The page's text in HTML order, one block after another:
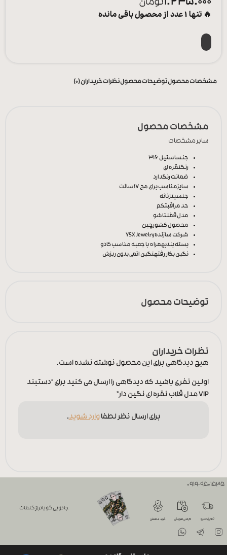
🔥 تنها 1 عدد از محصول باقی مانده
مشخصات محصولتوضیحات محصولنظرات خریداران (0)
مشخصات محصول
سایر مشخصات
جنساستیل 316
رنگنقره ای
ضمانت رنگدارد
سایزمناسب برای مچ 17 سانت
جنسیتزنانه
حد مراقبتکم
مدل قفلتاشو
محصول کشورچین
شرکت سازندهYSX Jewelry
بسته بندیهمراه با جعبه مناسب کادو
نگین بکار رفتهنگین اتمی بدون ریزش
توضیحات محصول
نظرات خریداران
هیچ دیدگاهی برای این محصول نوشته نشده است.
اولین نفری باشید که دیدگاهی را ارسال می کنید برای “دستبند
VIP مدل قلاب نقره ای نگین دار”
برای ارسال نظر لطفاوارد شوید.
0919-9501535
تحویل سریع گارانتی تعویض خرید مطمئن
جادویی گویاتر از کلمات